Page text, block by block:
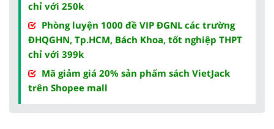
chỉ với 250k
Phòng luyện 1000 đề VIP ĐGNL các trường
ĐHQGHN, Tp.HCM, Bách Khoa, tốt nghiệp THPT
chỉ với 399k
Mã giảm giá 20% sản phẩm sách VietJack
trên Shopee mall